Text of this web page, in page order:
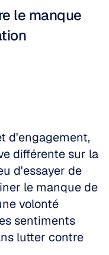
le manque
d'engagement,
différente sur la
d'essayer de
le manque de
volonté
sentiments
lutter contre